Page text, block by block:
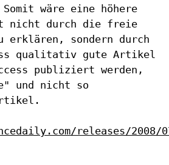
wäre eine höhere
nicht durch die freie
erklären, sondern durch
qualitativ gute Artikel
publiziert werden,
und nicht so
releases/2008/